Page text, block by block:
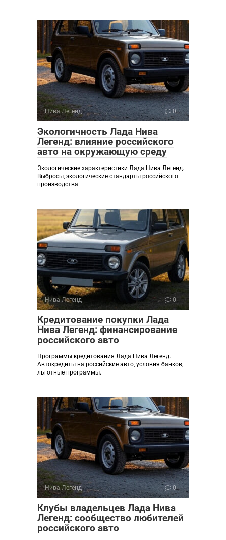
Нива Легенд 0
Экологичность Лада Нива
Легенд: влияние российского
авто на окружающую среду
Экологические характеристики Лада Нива Легенд.
Выбросы, экологические стандарты российского
производства.
Нива Легенд 0
Кредитование покупки Лада
Нива Легенд: финансирование
российского авто
Программы кредитования Лада Нива Легенд.
Автокредиты на российские авто, условия банков,
льготные программы.
Нива Легенд 0
Клубы владельцев Лада Нива
Легенд: сообщество любителей
российского авто